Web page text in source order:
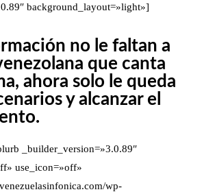
background_layout=»light»]
no le faltan a
que canta
ahora solo le queda
y alcanzar el
_builder_version=»3.0.89″
use_icon=»off»
wp-